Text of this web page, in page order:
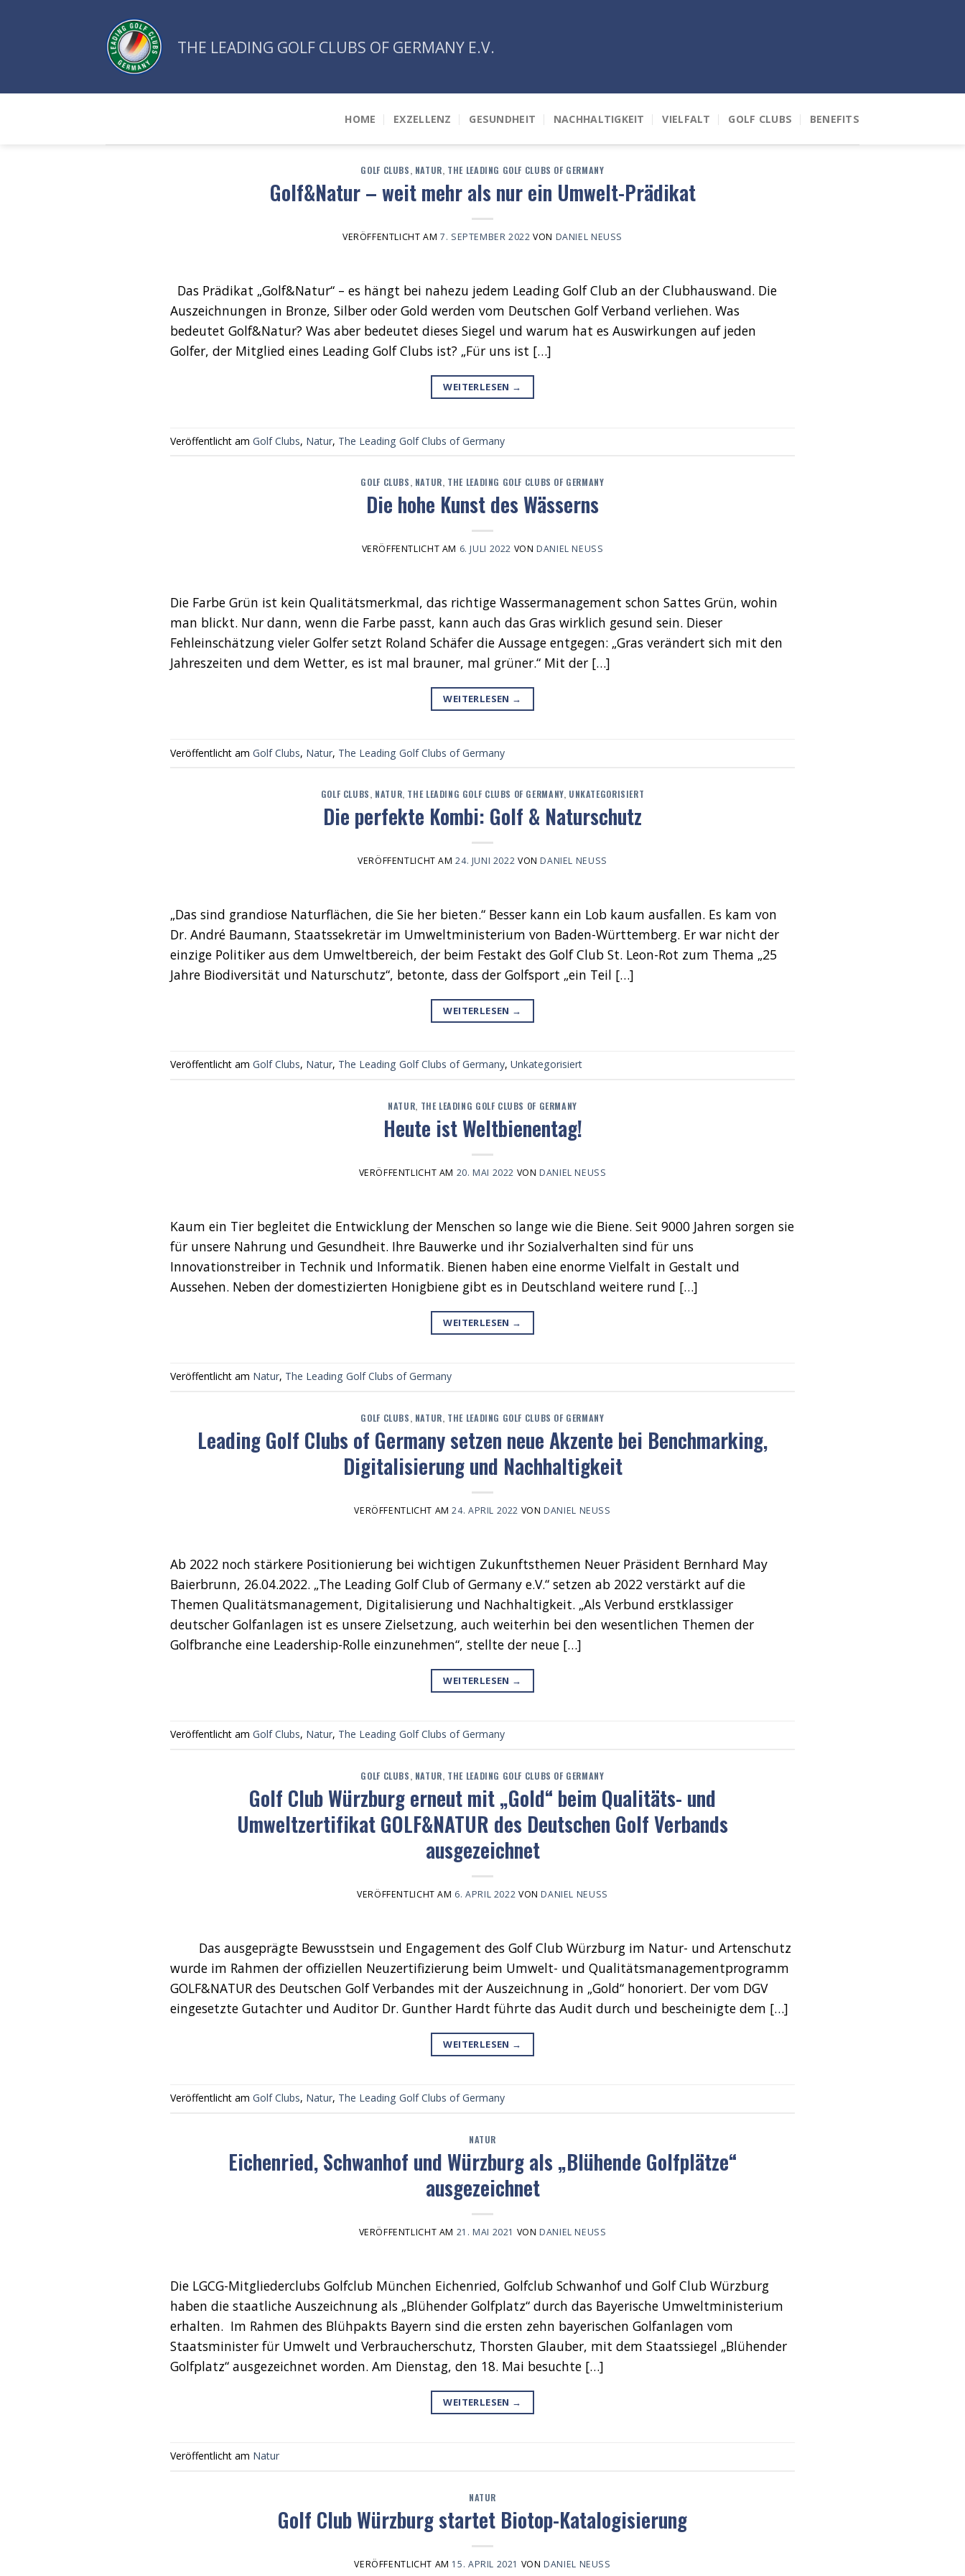
THE LEADING GOLF CLUBS OF GERMANY E.V.
HOME EXZELLENZ GESUNDHEIT NACHHALTIGKEIT VIELFALT GOLF CLUBS BENEFITS
GOLF CLUBS, NATUR, THE LEADING GOLF CLUBS OF GERMANY
Golf&Natur – weit mehr als nur ein Umwelt-Prädikat
VERÖFFENTLICHT AM7. SEPTEMBER 2022 VON DANIEL NEUSS
Das Prädikat „Golf&Natur“ – es hängt bei nahezu jedem Leading Golf Club an der Clubhauswand. Die
Auszeichnungen in Bronze, Silber oder Gold werden vom Deutschen Golf Verband verliehen. Was
bedeutet Golf&Natur? Was aber bedeutet dieses Siegel und warum hat es Auswirkungen auf jeden
Golfer, der Mitglied eines Leading Golf Clubs ist? „Für uns ist […]
WEITERLESEN →
Veröffentlicht am Golf Clubs, Natur, The Leading Golf Clubs of Germany
GOLF CLUBS, NATUR, THE LEADING GOLF CLUBS OF GERMANY
Die hohe Kunst des Wässerns
VERÖFFENTLICHT AM 6. JULI 2022 VON DANIEL NEUSS
Die Farbe Grün ist kein Qualitätsmerkmal, das richtige Wassermanagement schon Sattes Grün, wohin
man blickt. Nur dann, wenn die Farbe passt, kann auch das Gras wirklich gesund sein. Dieser
Fehleinschätzung vieler Golfer setzt Roland Schäfer die Aussage entgegen: „Gras verändert sich mit den
Jahreszeiten und dem Wetter, es ist mal brauner, mal grüner.“ Mit der […]
WEITERLESEN →
Veröffentlicht am Golf Clubs, Natur, The Leading Golf Clubs of Germany
GOLF CLUBS, NATUR, THE LEADING GOLF CLUBS OF GERMANY, UNKATEGORISIERT
Die perfekte Kombi: Golf & Naturschutz
VERÖFFENTLICHT AM24. JUNI 2022 VON DANIEL NEUSS
„Das sind grandiose Naturflächen, die Sie her bieten.“ Besser kann ein Lob kaum ausfallen. Es kam von
Dr. André Baumann, Staatssekretär im Umweltministerium von Baden-Württemberg. Er war nicht der
einzige Politiker aus dem Umweltbereich, der beim Festakt des Golf Club St. Leon-Rot zum Thema „25
Jahre Biodiversität und Naturschutz“, betonte, dass der Golfsport „ein Teil […]
WEITERLESEN →
Veröffentlicht am Golf Clubs, Natur, The Leading Golf Clubs of Germany, Unkategorisiert
NATUR, THE LEADING GOLF CLUBS OF GERMANY
Heute ist Weltbienentag!
VERÖFFENTLICHT AM 20. MAI 2022 VON DANIEL NEUSS
Kaum ein Tier begleitet die Entwicklung der Menschen so lange wie die Biene. Seit 9000 Jahren sorgen sie
für unsere Nahrung und Gesundheit. Ihre Bauwerke und ihr Sozialverhalten sind für uns
Innovationstreiber in Technik und Informatik. Bienen haben eine enorme Vielfalt in Gestalt und
Aussehen. Neben der domestizierten Honigbiene gibt es in Deutschland weitere rund […]
WEITERLESEN →
Veröffentlicht am Natur, The Leading Golf Clubs of Germany
GOLF CLUBS, NATUR, THE LEADING GOLF CLUBS OF GERMANY
Leading Golf Clubs of Germany setzen neue Akzente bei Benchmarking,
Digitalisierung und Nachhaltigkeit
VERÖFFENTLICHT AM24. APRIL 2022 VON DANIEL NEUSS
Ab 2022 noch stärkere Positionierung bei wichtigen Zukunftsthemen Neuer Präsident Bernhard May
Baierbrunn, 26.04.2022. „The Leading Golf Club of Germany e.V.“ setzen ab 2022 verstärkt auf die
Themen Qualitätsmanagement, Digitalisierung und Nachhaltigkeit. „Als Verbund erstklassiger
deutscher Golfanlagen ist es unsere Zielsetzung, auch weiterhin bei den wesentlichen Themen der
Golfbranche eine Leadership-Rolle einzunehmen“, stellte der neue […]
WEITERLESEN →
Veröffentlicht am Golf Clubs, Natur, The Leading Golf Clubs of Germany
GOLF CLUBS, NATUR, THE LEADING GOLF CLUBS OF GERMANY
Golf Club Würzburg erneut mit „Gold“ beim Qualitäts- und
Umweltzertifikat GOLF&NATUR des Deutschen Golf Verbands
ausgezeichnet
VERÖFFENTLICHT AM 6. APRIL 2022 VON DANIEL NEUSS
Das ausgeprägte Bewusstsein und Engagement des Golf Club Würzburg im Natur- und Artenschutz
wurde im Rahmen der offiziellen Neuzertifizierung beim Umwelt- und Qualitätsmanagementprogramm
GOLF&NATUR des Deutschen Golf Verbandes mit der Auszeichnung in „Gold“ honoriert. Der vom DGV
eingesetzte Gutachter und Auditor Dr. Gunther Hardt führte das Audit durch und bescheinigte dem […]
WEITERLESEN →
Veröffentlicht am Golf Clubs, Natur, The Leading Golf Clubs of Germany
NATUR
Eichenried, Schwanhof und Würzburg als „Blühende Golfplätze“
ausgezeichnet
VERÖFFENTLICHT AM 21. MAI 2021 VON DANIEL NEUSS
Die LGCG-Mitgliederclubs Golfclub München Eichenried, Golfclub Schwanhof und Golf Club Würzburg
haben die staatliche Auszeichnung als „Blühender Golfplatz“ durch das Bayerische Umweltministerium
erhalten. Im Rahmen des Blühpakts Bayern sind die ersten zehn bayerischen Golfanlagen vom
Staatsminister für Umwelt und Verbraucherschutz, Thorsten Glauber, mit dem Staatssiegel „Blühender
Golfplatz“ ausgezeichnet worden. Am Dienstag, den 18. Mai besuchte […]
WEITERLESEN →
Veröffentlicht am Natur
NATUR
Golf Club Würzburg startet Biotop-Katalogisierung
VERÖFFENTLICHT AM 15. APRIL 2021 VON DANIEL NEUSS